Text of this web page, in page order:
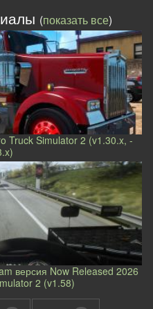
(показать все)
Truck Simulator 2 (v1.30.x, -
версия Now Released 2026
2 (v1.58)